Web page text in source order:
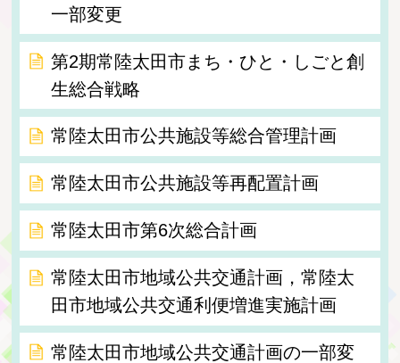
一部変更
第2期常陸太田市まち・ひと・しごと創
生総合戦略
常陸太田市公共施設等総合管理計画
常陸太田市公共施設等再配置計画
常陸太田市第6次総合計画
常陸太田市地域公共交通計画，常陸太
田市地域公共交通利便増進実施計画
常陸太田市地域公共交通計画の一部変